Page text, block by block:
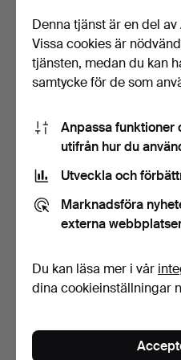
YNGVE EKSTRÖM.
Soffbord, Swedese,
brännmär…
Klubbades 21 nov 2025
5 bud
Denna tjänst är en del
Vissa cookies är
tjänsten, medan du kan
samtycke för de som
Anpassa funktioner
utifrån hur du
Utveckla och
Marknadsföra
externa
Du kan läsa mer i vår
dina cookieinställningar